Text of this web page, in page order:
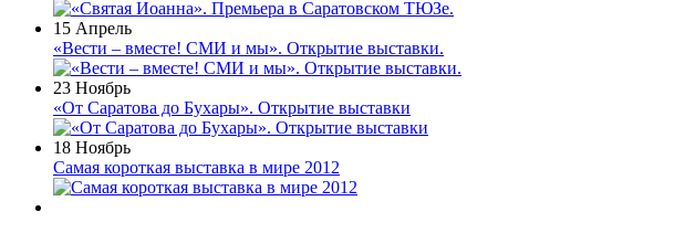
15 Апрель
«Вести – вместе! СМИ и мы». Открытие выставки.
23 Ноябрь
«От Саратова до Бухары». Открытие выставки
18 Ноябрь
Самая короткая выставка в мире 2012